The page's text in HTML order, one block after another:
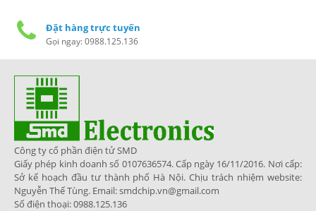
Đặt hàng trực tuyến
Gọi ngay: 0988.125.136
Công ty cổ phần điện tử SMD
Giấy phép kinh doanh số 0107636574. Cấp ngày 16/11/2016. Nơi cấp:
Sở kế hoạch đầu tư thành phố Hà Nội. Chịu trách nhiệm website:
Nguyễn Thế Tùng. Email: smdchip.vn@gmail.com
Số điện thoại: 0988.125.136